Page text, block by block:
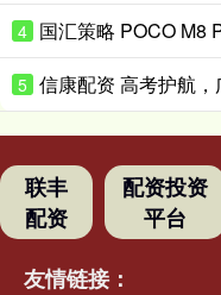
4
5 信康配资 高考护航
联丰
配资
配资投资
平台
友情链接：